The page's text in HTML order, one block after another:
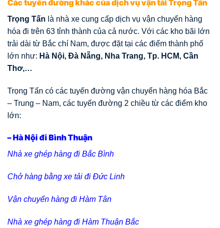
Các tuyến đường khác của dịch vụ vận tải Trọng Tấn
Trọng Tấn là nhà xe cung cấp dịch vụ vận chuyển hàng
hóa đi trên 63 tỉnh thành của cả nước. Với các kho bãi lớn
trải dài từ Bắc chí Nam, được đặt tại các điểm thành phố
lớn như: Hà Nội, Đà Nẵng, Nha Trang, Tp. HCM, Cần
Thơ,…
Trọng Tấn có các tuyến đường vận chuyển hàng hóa Bắc
– Trung – Nam, các tuyến đường 2 chiều từ các điểm kho
lớn:
– Hà Nội đi Bình Thuận
Nhà xe ghép hàng đi Bắc Bình
Chở hàng bằng xe tải đi Đức Linh
Vận chuyển hàng đi Hàm Tân
Nhà xe ghép hàng đi Hàm Thuận Bắc